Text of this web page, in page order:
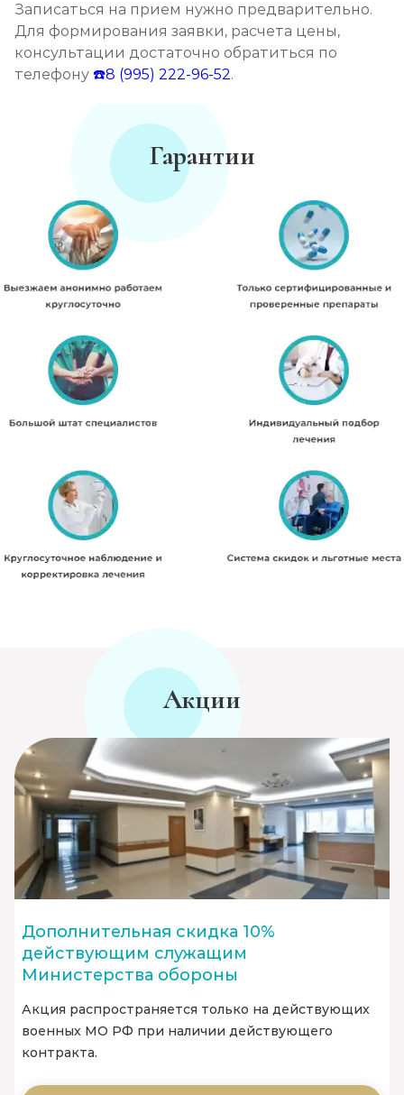
Записаться на прием нужно предварительно.
Для формирования заявки, расчета цены,
консультации достаточно обратиться по
телефону ☎️8 (995) 222-96-52.
Гарантии
Акции
Дополнительная скидка 10%
действующим служащим
Министерства обороны
Акция распространяется только на действующих
военных МО РФ при наличии действующего
контракта.